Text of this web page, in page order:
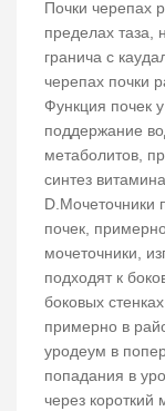
Почки черепах
пределах таза,
гранича с
черепах почки
Функция почек
поддержание
метаболитов,
синтез
D.Мочеточники
почек,
мочеточники,
подходят к
боковых
примерно в
уродеум в
попадания в
через короткий